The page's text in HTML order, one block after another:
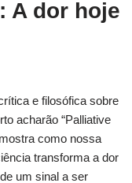
A dor hoje
e filosófica sobre
acharão “Palliative
como nossa
transforma a dor
um sinal a ser